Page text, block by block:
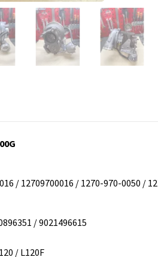
/ 12709700016 / 1270-970-0050 /
/ 9021496615
/ L120F